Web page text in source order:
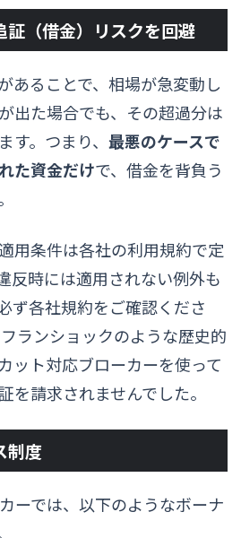
証（借金）リスクを回避
あることで、相場が急変動し
出た場合でも、その超過分は
す。つまり、 最悪のケースで
た資金だけで、借金を背負う
用条件は各社の利用規約で定
反時には適用されない例外も
ず各社規約をご確認くださ
ランショックのような歴史的
ット対応ブローカーを使って
を請求されませんでした。
制度
ーでは、以下のようなボーナ